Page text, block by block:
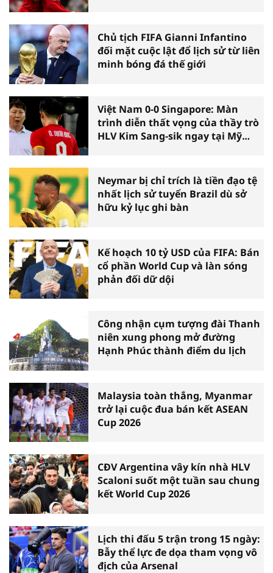
Chủ tịch FIFA Gianni Infantino
đối mặt cuộc lật đổ lịch sử từ liên
minh bóng đá thế giới
Việt Nam 0-0 Singapore: Màn
trình diễn thất vọng của thầy trò
HLV Kim Sang-sik ngay tại Mỹ
Neymar bị chỉ trích là tiền đạo tệ
nhất lịch sử tuyển Brazil dù sở
hữu kỷ lục ghi bàn
Kế hoạch 10 tỷ USD của FIFA: Bán
cổ phần World Cup và làn sóng
phản đối dữ dội
Công nhận cụm tượng đài Thanh
niên xung phong mở đường
Hạnh Phúc thành điểm du lịch
Malaysia toàn thắng, Myanmar
trở lại cuộc đua bán kết ASEAN
Cup 2026
CĐV Argentina vây kín nhà HLV
Scaloni suốt một tuần sau chung
kết World Cup 2026
Lịch thi đấu 5 trận trong 15 ngày:
Bẫy thể lực đe dọa tham vọng vô
địch của Arsenal